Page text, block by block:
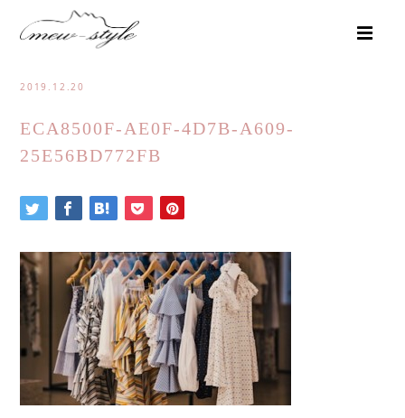
2019.12.20
ECA8500F-AE0F-4D7B-A609-
25E56BD772FB